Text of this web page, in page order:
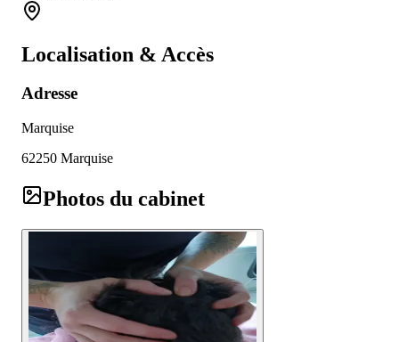
Localisation & Accès
Adresse
Marquise
62250 Marquise
Photos du cabinet